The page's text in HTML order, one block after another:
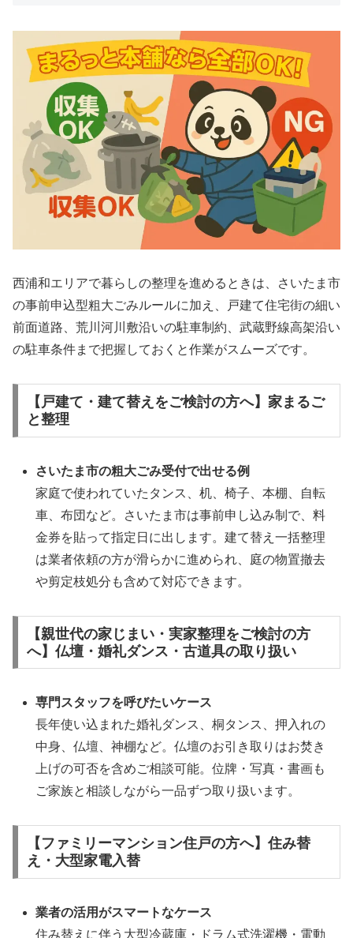
西浦和エリアで暮らしの整理を進めるときは、さいたま市
の事前申込型粗大ごみルールに加え、戸建て住宅街の細い
前面道路、荒川河川敷沿いの駐車制約、武蔵野線高架沿い
の駐車条件まで把握しておくと作業がスムーズです。
【戸建て・建て替えをご検討の方へ】家まるご
と整理
さいたま市の粗大ごみ受付で出せる例
家庭で使われていたタンス、机、椅子、本棚、自転
車、布団など。さいたま市は事前申し込み制で、料
金券を貼って指定日に出します。建て替え一括整理
は業者依頼の方が滑らかに進められ、庭の物置撤去
や剪定枝処分も含めて対応できます。
【親世代の家じまい・実家整理をご検討の方
へ】仏壇・婚礼ダンス・古道具の取り扱い
専門スタッフを呼びたいケース
長年使い込まれた婚礼ダンス、桐タンス、押入れの
中身、仏壇、神棚など。仏壇のお引き取りはお焚き
上げの可否を含めご相談可能。位牌・写真・書画も
ご家族と相談しながら一品ずつ取り扱います。
【ファミリーマンション住戸の方へ】住み替
え・大型家電入替
業者の活用がスマートなケース
住み替えに伴う大型冷蔵庫・ドラム式洗濯機・電動